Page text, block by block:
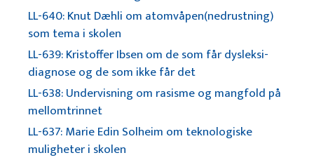
LL-640: Knut Dæhli om atomvåpen(nedrustning)
som tema i skolen
LL-639: Kristoffer Ibsen om de som får dysleksi-
diagnose og de som ikke får det
LL-638: Undervisning om rasisme og mangfold på
mellomtrinnet
LL-637: Marie Edin Solheim om teknologiske
muligheter i skolen